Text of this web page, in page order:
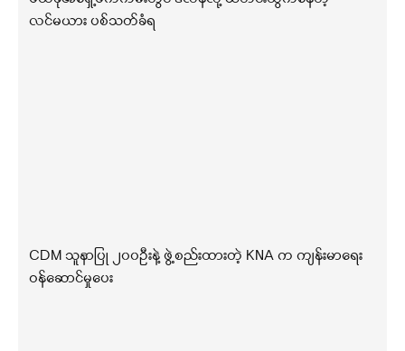
လင်မယား ပစ်သတ်ခံရ
CDM သူနာပြု ၂၀၀ဦးနဲ့ ဖွဲ့စည်းထားတဲ့ KNA က ကျန်းမာရေး
ဝန်ဆောင်မှုပေး